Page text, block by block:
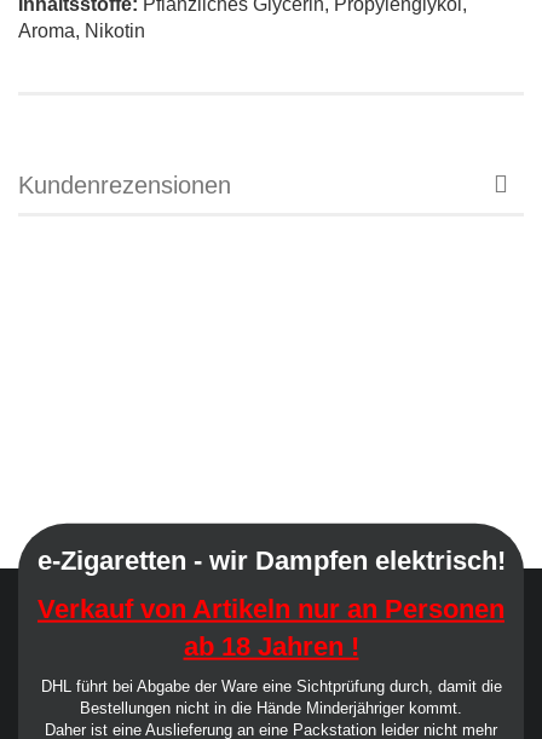
Aroma, Nikotin
Kundenrezensionen
e-Zigaretten - wir Dampfen elektrisch!
Verkauf von Artikeln nur an Personen
ab 18 Jahren !
DHL führt bei Abgabe der Ware eine Sichtprüfung durch, damit die
Bestellungen nicht in die Hände Minderjähriger kommt.
Daher ist eine Auslieferung an eine Packstation leider nicht mehr